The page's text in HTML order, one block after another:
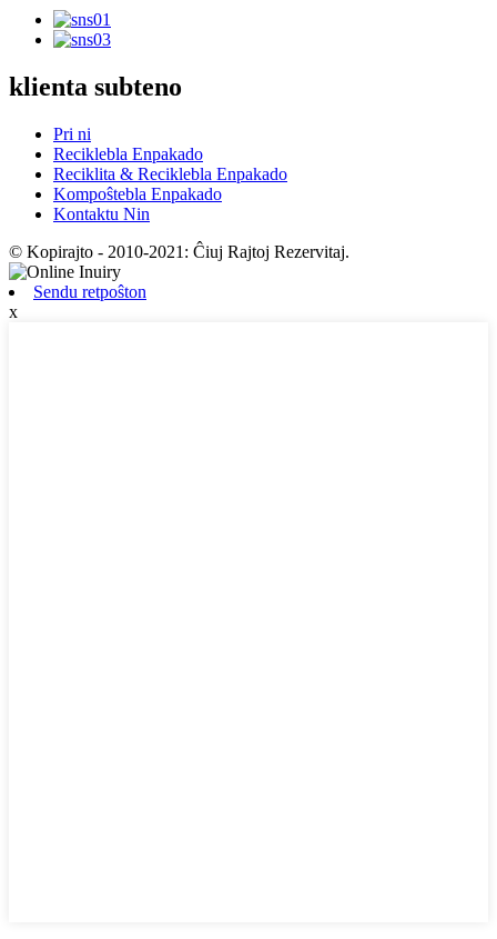
klienta subteno
Pri ni
Reciklebla Enpakado
Reciklita & Reciklebla Enpakado
Kompoŝtebla Enpakado
Kontaktu Nin
© Kopirajto - 2010-2021: Ĉiuj Rajtoj Rezervitaj.
Sendu retpoŝton
x